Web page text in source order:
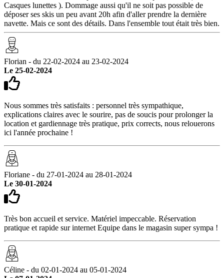
Casques lunettes ). Dommage aussi qu'il ne soit pas possible de
déposer ses skis un peu avant 20h afin d'aller prendre la dernière
navette. Mais ce sont des détails. Dans l'ensemble tout était très bien.
Florian - du 22-02-2024 au 23-02-2024
Le 25-02-2024
Nous sommes très satisfaits : personnel très sympathique,
explications claires avec le sourire, pas de soucis pour prolonger la
location et gardiennage très pratique, prix corrects, nous relouerons
ici l'année prochaine !
Floriane - du 27-01-2024 au 28-01-2024
Le 30-01-2024
Très bon accueil et service. Matériel impeccable. Réservation
pratique et rapide sur internet Equipe dans le magasin super sympa !
Céline - du 02-01-2024 au 05-01-2024